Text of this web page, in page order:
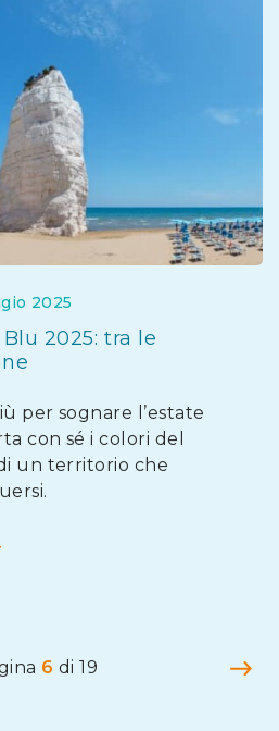
2025
2025: tra le
per sognare l’estate
con sé i colori del
un territorio che
6 di 19